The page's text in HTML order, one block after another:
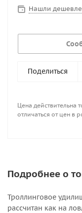
Нашли
Поделиться
Цена действительна
отличаться от цен в
Подробнее о
Троллинговое
рассчитан как на